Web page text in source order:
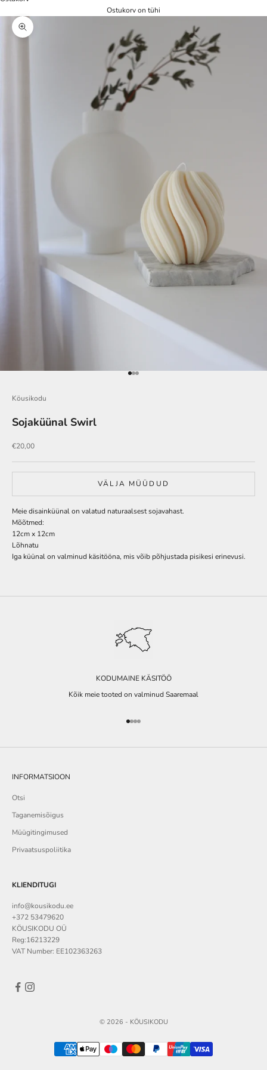
Ostukorv on tühi
Zoom
Go to item 1
Go to item 2
Go to item 3
Köusikodu
Sojaküünal Swirl
Soodushind
€20,00
VÄLJA MÜÜDUD
Meie disainküünal on valatud naturaalsest sojavahast.
Mõõtmed:
12cm x 12cm
Lõhnatu
Iga küünal on valminud käsitööna, mis võib põhjustada pisikesi erinevusi.
KODUMAINE KÄSITÖÖ
Kõik meie tooted on valminud Saaremaal
Go to item 1
Go to item 2
Go to item 3
Go to item 4
INFORMATSIOON
Otsi
Taganemisõigus
Müügitingimused
Privaatsuspoliitika
KLIENDITUGI
info@kousikodu.ee
+372 53479620
KÖUSIKODU OÜ
Reg:16213229
VAT Number: EE102363263
© 2026 - KÖUSIKODU